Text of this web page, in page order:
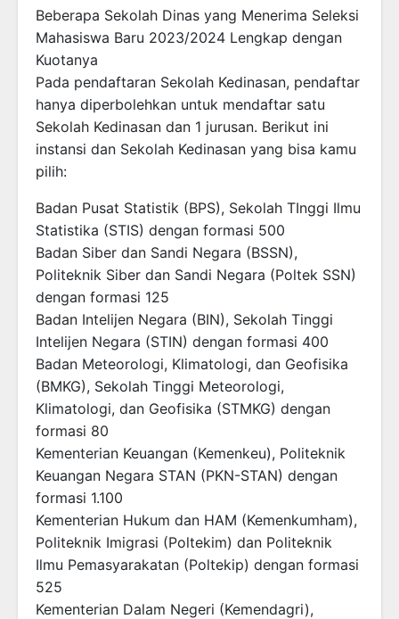
Beberapa Sekolah Dinas yang Menerima Seleksi
Mahasiswa Baru 2023/2024 Lengkap dengan
Kuotanya
Pada pendaftaran Sekolah Kedinasan, pendaftar
hanya diperbolehkan untuk mendaftar satu
Sekolah Kedinasan dan 1 jurusan. Berikut ini
instansi dan Sekolah Kedinasan yang bisa kamu
pilih:
Badan Pusat Statistik (BPS), Sekolah TInggi Ilmu
Statistika (STIS) dengan formasi 500
Badan Siber dan Sandi Negara (BSSN),
Politeknik Siber dan Sandi Negara (Poltek SSN)
dengan formasi 125
Badan Intelijen Negara (BIN), Sekolah Tinggi
Intelijen Negara (STIN) dengan formasi 400
Badan Meteorologi, Klimatologi, dan Geofisika
(BMKG), Sekolah Tinggi Meteorologi,
Klimatologi, dan Geofisika (STMKG) dengan
formasi 80
Kementerian Keuangan (Kemenkeu), Politeknik
Keuangan Negara STAN (PKN-STAN) dengan
formasi 1.100
Kementerian Hukum dan HAM (Kemenkumham),
Politeknik Imigrasi (Poltekim) dan Politeknik
Ilmu Pemasyarakatan (Poltekip) dengan formasi
525
Kementerian Dalam Negeri (Kemendagri),